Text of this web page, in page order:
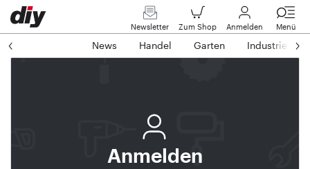
Newsletter Zum Shop Anmelden Menü
News Handel Garten Industrie
Anmelden